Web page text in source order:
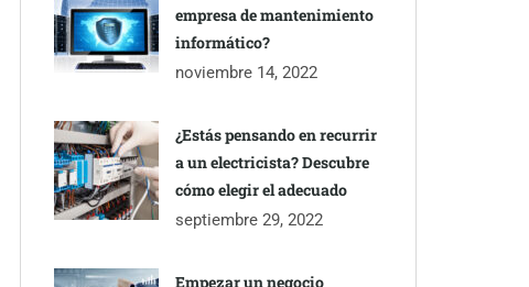
empresa de mantenimiento
informático?
noviembre 14, 2022
¿Estás pensando en recurrir
a un electricista? Descubre
cómo elegir el adecuado
septiembre 29, 2022
Empezar un negocio